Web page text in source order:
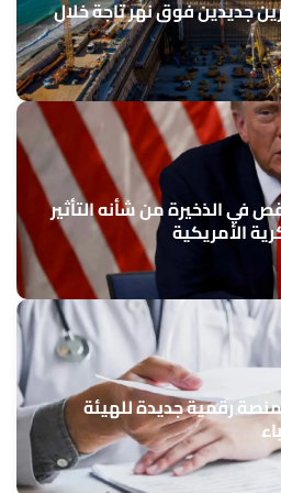
جديدين فوق نهر تاجة خلال
في الذخيرة من شأنه التأثير
الأمريكية
رقمية جديدة للهيئة